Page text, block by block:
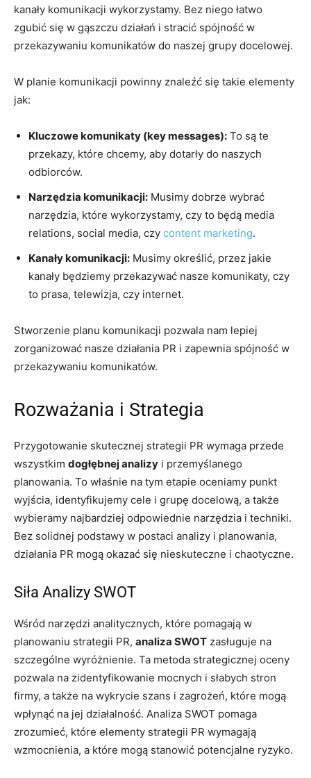
kanały komunikacji wykorzystamy. Bez niego łatwo
zgubić się w gąszczu działań i stracić spójność w
przekazywaniu komunikatów do naszej grupy docelowej.
W planie komunikacji powinny znaleźć się takie elementy
jak:
Kluczowe komunikaty (key messages): To są te
przekazy, które chcemy, aby dotarły do naszych
odbiorców.
Narzędzia komunikacji: Musimy dobrze wybrać
narzędzia, które wykorzystamy, czy to będą media
relations, social media, czy content marketing.
Kanały komunikacji: Musimy określić, przez jakie
kanały będziemy przekazywać nasze komunikaty, czy
to prasa, telewizja, czy internet.
Stworzenie planu komunikacji pozwala nam lepiej
zorganizować nasze działania PR i zapewnia spójność w
przekazywaniu komunikatów.
Rozważania i Strategia
Przygotowanie skutecznej strategii PR wymaga przede
wszystkim dogłębnej analizy i przemyślanego
planowania. To właśnie na tym etapie oceniamy punkt
wyjścia, identyfikujemy cele i grupę docelową, a także
wybieramy najbardziej odpowiednie narzędzia i techniki.
Bez solidnej podstawy w postaci analizy i planowania,
działania PR mogą okazać się nieskuteczne i chaotyczne.
Siła Analizy SWOT
Wśród narzędzi analitycznych, które pomagają w
planowaniu strategii PR, analiza SWOT zasługuje na
szczególne wyróżnienie. Ta metoda strategicznej oceny
pozwala na zidentyfikowanie mocnych i słabych stron
firmy, a także na wykrycie szans i zagrożeń, które mogą
wpłynąć na jej działalność. Analiza SWOT pomaga
zrozumieć, które elementy strategii PR wymagają
wzmocnienia, a które mogą stanowić potencjalne ryzyko.